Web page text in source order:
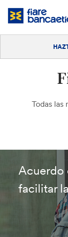
Saltar
Todas las
Acuerdo
facilitar